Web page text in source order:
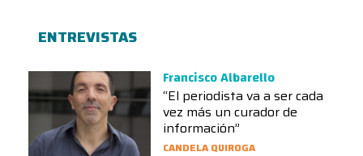
ENTREVISTAS
Francisco Albarello
“El periodista va a ser cada
vez más un curador de
información”
CANDELA QUIROGA